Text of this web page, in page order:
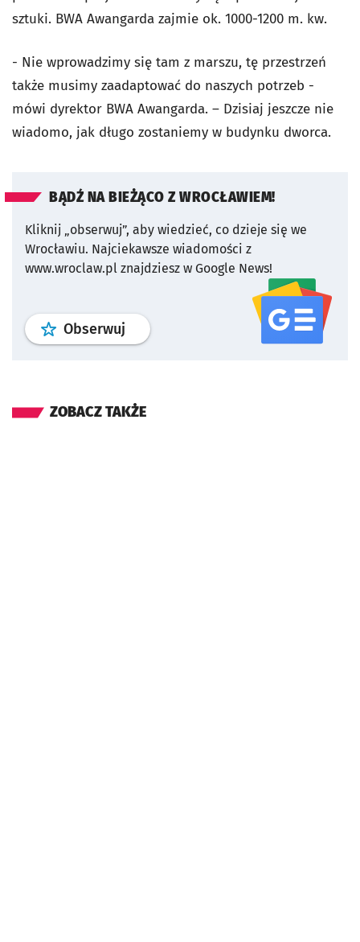
sztuki. BWA Awangarda zajmie ok. 1000-1200 m. kw.
- Nie wprowadzimy się tam z marszu, tę przestrzeń
także musimy zaadaptować do naszych potrzeb -
mówi dyrektor BWA Awangarda. – Dzisiaj jeszcze nie
wiadomo, jak długo zostaniemy w budynku dworca.
BĄDŹ NA BIEŻĄCO Z WROCŁAWIEM!
Kliknij „obserwuj”, aby wiedzieć, co dzieje się we
Wrocławiu. Najciekawsze wiadomości z
www.wroclaw.pl znajdziesz w Google News!
Obserwuj profil serwisu
ZOBACZ TAKŻE